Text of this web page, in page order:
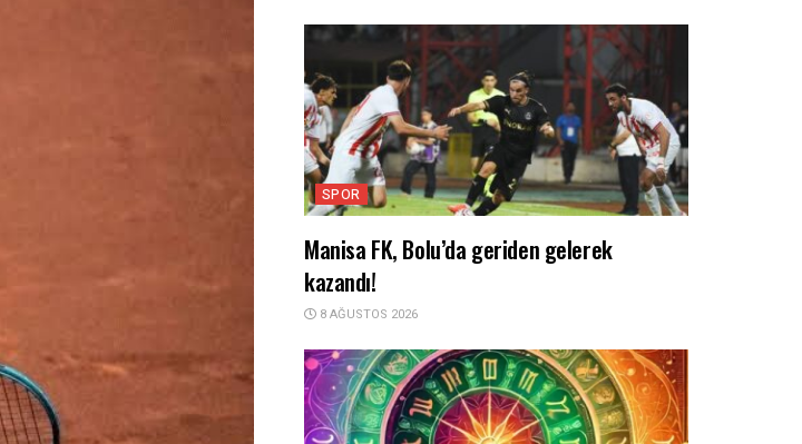
SPOR
Manisa FK, Bolu’da geriden gelerek
kazandı!
8 AĞUSTOS 2026